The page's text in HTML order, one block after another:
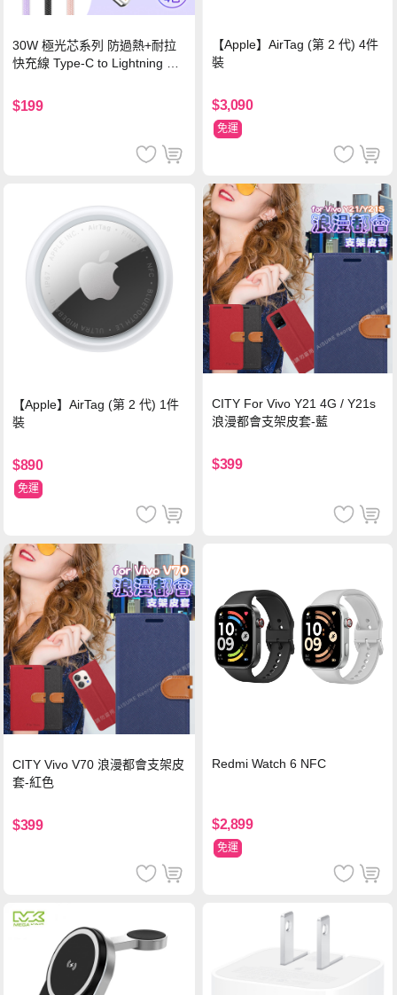
30W 極光芯系列 防過熱+耐拉
快充線 Type-C to Lightning 傳
$199
【Apple】AirTag (第 2 代) 4件
裝
$3,090
免運
【Apple】AirTag (第 2 代) 1件
裝
$890
免運
CITY For Vivo Y21 4G / Y21s
浪漫都會支架皮套-藍
$399
CITY Vivo V70 浪漫都會支架皮
套-紅色
$399
Redmi Watch 6 NFC
$2,899
免運